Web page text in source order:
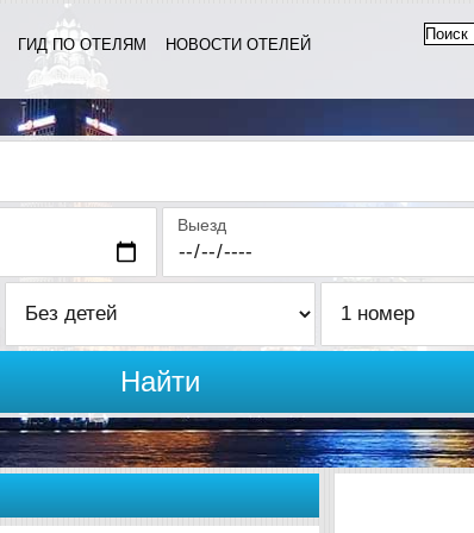
ГИД ПО ОТЕЛЯМ
НОВОСТИ ОТЕЛЕЙ
Выезд
Найти